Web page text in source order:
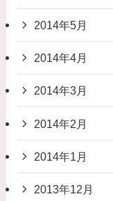
2014年5月
2014年4月
2014年3月
2014年2月
2014年1月
2013年12月